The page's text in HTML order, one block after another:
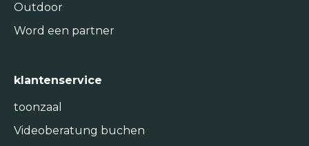
Outdoor
Word een partner
klantenservice
toonzaal
Videoberatung buchen